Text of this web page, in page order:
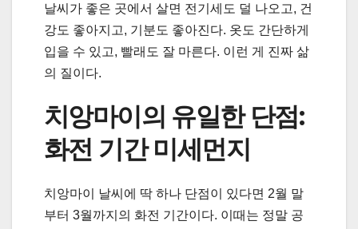
날씨가 좋은 곳에서 살면 전기세도 덜 나오고, 건
강도 좋아지고, 기분도 좋아진다. 옷도 간단하게
입을 수 있고, 빨래도 잘 마른다. 이런 게 진짜 삶
의 질이다.
치앙마이의 유일한 단점:
화전 기간 미세먼지
치앙마이 날씨에 딱 하나 단점이 있다면 2월 말
부터 3월까지의 화전 기간이다. 이때는 정말 공